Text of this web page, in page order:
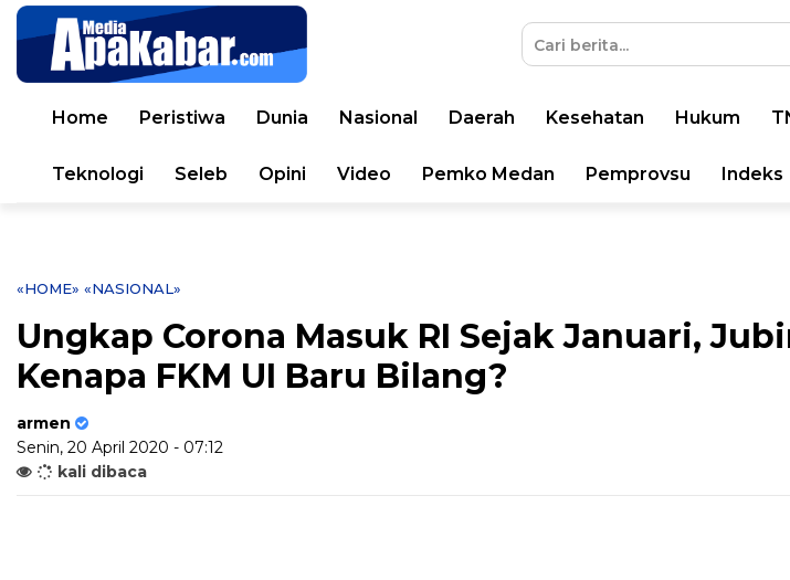
Home Peristiwa Dunia Nasional Daerah Kesehatan Hukum
Teknologi Seleb Opini Video Pemko Medan Pemprovsu Indeks
«HOME» «NASIONAL»
Ungkap Corona Masuk RI Sejak Januari,
Kenapa FKM UI Baru Bilang?
armen
Senin, 20 April 2020 - 07:12
kali dibaca